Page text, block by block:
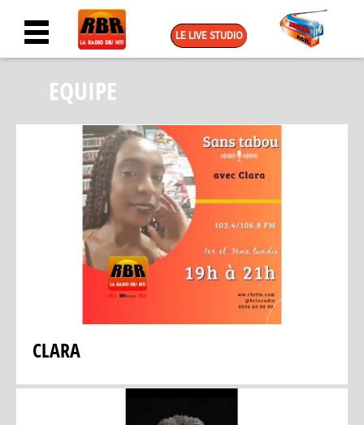
LE LIVE STUDIO
EQUIPE
CLARA